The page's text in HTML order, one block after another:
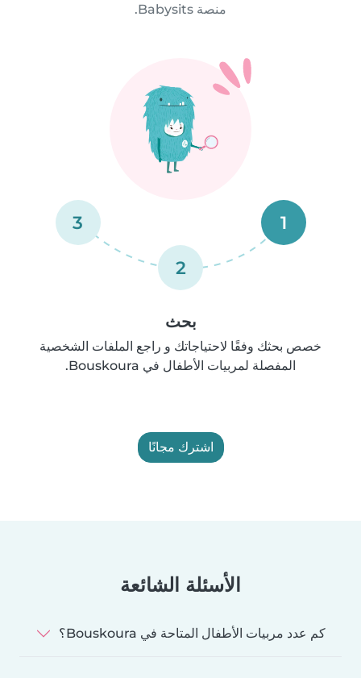
منصة Babysits.
1
2
3
بحث
خصص بحثك وفقًا لاحتياجاتك و راجع الملفات الشخصية
المفصلة لمربيات الأطفال في Bouskoura.
اشترك مجانًا
الأسئلة الشائعة
كم عدد مربيات الأطفال المتاحة في Bouskoura؟